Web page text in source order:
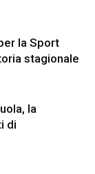
la Sport
stagionale
la
di